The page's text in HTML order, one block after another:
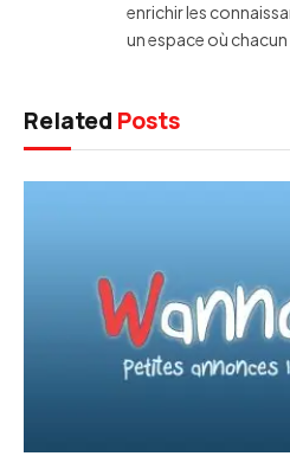
enrichir les
un espace où
Related Posts